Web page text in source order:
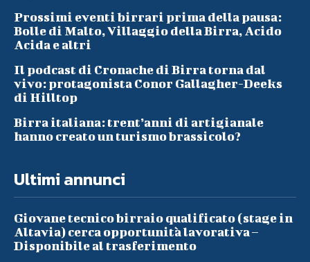
Prossimi eventi birrari prima della pausa:
Bolle di Malto, Villaggio della Birra, Acido
Acida e altri
Il podcast di Cronache di Birra torna dal
vivo: protagonista Conor Gallagher-Deeks
di Hilltop
Birra italiana: trent’anni di artigianale
hanno creato un turismo brassicolo?
Ultimi annunci
Giovane tecnico birraio qualificato (stage in
Altavia) cerca opportunità lavorativa –
Disponibile al trasferimento